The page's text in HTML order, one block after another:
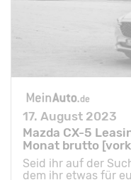
17. August 2023
Mazda CX-5
Monat brutto
Seid ihr auf der
dem ihr etwas für